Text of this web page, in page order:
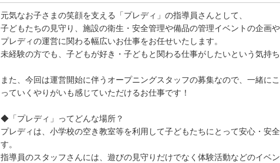
元気なお子さまの笑顔を支える「プレディ」の指導員さんとして、
子どもたちの見守り、施設の衛生・安全管理や備品の管理イベントの企画
プレディの運営に関わる幅広いお仕事をお任せいたします。
未経験の方でも、子どもが好き・子どもと関わる仕事がしたいという気持
また、今回は運営開始に伴うオープニングスタッフの募集なので、一緒に
っていくやりがいも感じていただけるお仕事です！
◆「プレディ」ってどんな場所？
プレディは、小学校の空き教室等を利用して子どもたちにとって安心・安
す。
指導員のスタッフさんには、遊びの見守りだけでなく体験活動などのイベ